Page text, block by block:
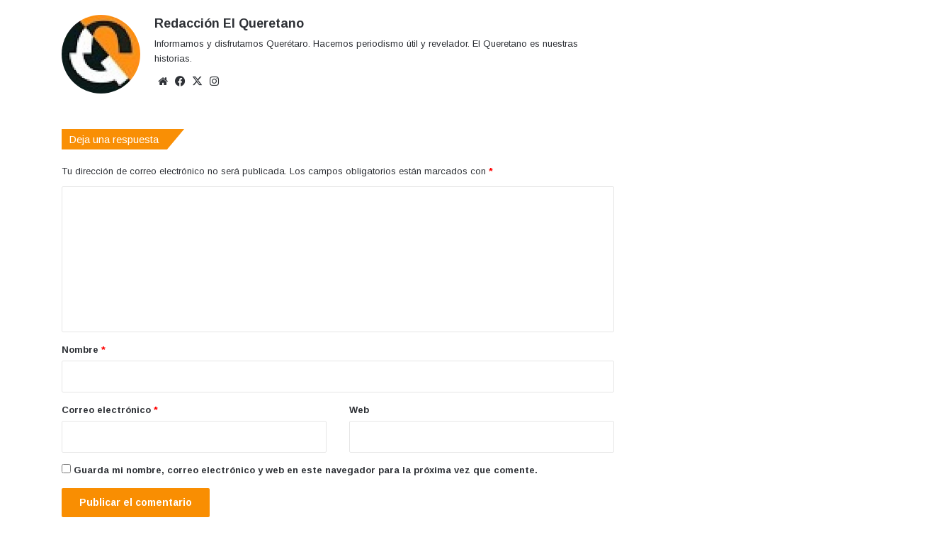
Redacción El Queretano
Informamos y disfrutamos Querétaro. Hacemos periodismo útil y revelador. El Queretano es nuestras
historias.
Sitio
Facebook
X
Deja una respuesta
Tu dirección de correo electrónico no será publicada. Los campos obligatorios están marcados con *
r
*
Nombre *
Correo electrónico * Web
Guarda mi nombre, correo electrónico y web en este navegador para la próxima vez que comente.